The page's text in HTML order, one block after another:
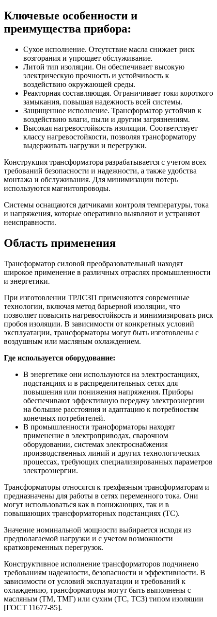
Ключевые особенности и
преимущества прибора:
Сухое исполнение. Отсутствие масла снижает риск
возгорания и упрощает обслуживание.
Литой тип изоляции. Он обеспечивает высокую
электрическую прочность и устойчивость к
воздействию окружающей среды.
Реакторная составляющая. Ограничивает токи короткого
замыкания, повышая надежность всей системы.
Защищенное исполнение. Трансформатор устойчив к
воздействию влаги, пыли и другим загрязнениям.
Высокая нагревостойкость изоляции. Соответствует
классу нагревостойкости, позволяя трансформатору
выдерживать нагрузки и перегрузки.
Конструкция трансформатора разрабатывается с учетом всех
требований безопасности и надежности, а также удобства
монтажа и обслуживания. Для минимизации потерь
используются магнитопроводы.
Системы оснащаются датчиками контроля температуры, тока
и напряжения, которые оперативно выявляют и устраняют
неисправности.
Область применения
Трансформатор силовой преобразовательный находят
широкое применение в различных отраслях промышленности
и энергетики.
При изготовлении ТРЛСЗП применяются современные
технологии, включая метод барьерной изоляции, что
позволяет повысить нагревостойкость и минимизировать риск
пробоя изоляции. В зависимости от конкретных условий
эксплуатации, трансформаторы могут быть изготовлены с
воздушным или масляным охлаждением.
Где используется оборудование:
В энергетике они используются на электростанциях,
подстанциях и в распределительных сетях для
повышения или понижения напряжения. Приборы
обеспечивают эффективную передачу электроэнергии
на большие расстояния и адаптацию к потребностям
конечных потребителей.
В промышленности трансформаторы находят
применение в электроприводах, сварочном
оборудовании, системах электроснабжения
производственных линий и других технологических
процессах, требующих специализированных параметров
электроэнергии.
Трансформаторы относятся к трехфазным трансформаторам и
предназначены для работы в сетях переменного тока. Они
могут использоваться как в понижающих, так и в
повышающих трансформаторных подстанциях (ТС).
Значение номинальной мощности выбирается исходя из
предполагаемой нагрузки и с учетом возможности
кратковременных перегрузок.
Конструктивное исполнение трансформаторов подчинено
требованиям надежности, безопасности и эффективности. В
зависимости от условий эксплуатации и требований к
охлаждению, трансформаторы могут быть выполнены с
масляным (ТМ, ТМГ) или сухим (ТС, ТСЗ) типом изоляции
[ГОСТ 11677-85].